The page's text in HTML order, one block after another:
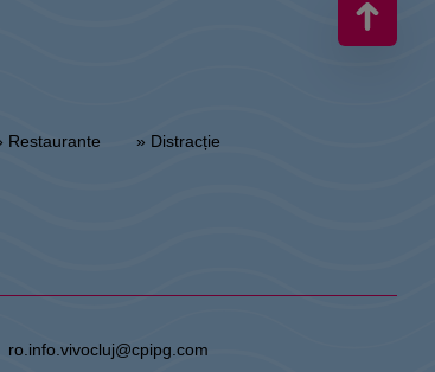
» Restaurante » Distracție
ro.info.vivocluj@cpipg.com